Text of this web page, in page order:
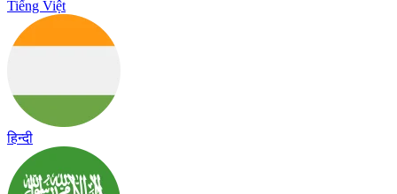
Tiếng Việt
हिन्दी